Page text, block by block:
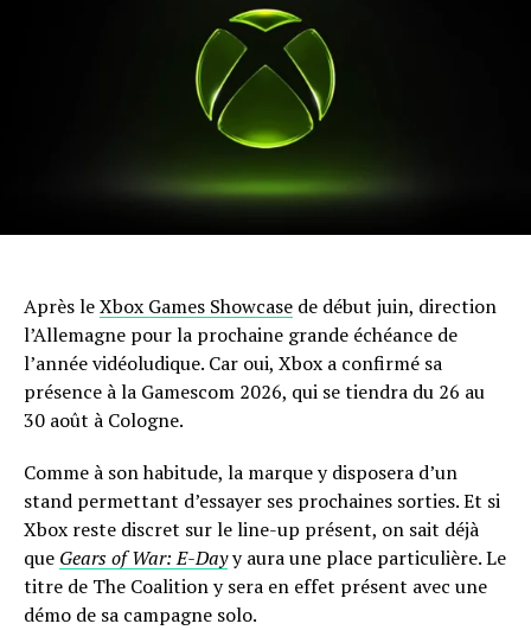
Après leXbox Games Showcase de début juin, direction
l’Allemagne pour la prochaine grande échéance de
l’année vidéoludique. Car oui, Xbox a confirmé sa
présence à la Gamescom 2026, qui se tiendra du 26 au
30 août à Cologne.
Comme à son habitude, la marque y disposera d’un
stand permettant d’essayer ses prochaines sorties. Et si
Xbox reste discret sur le line-up présent, on sait déjà
que Gears of War: E-Dayy aura une place particulière. Le
titre de The Coalition y sera en effet présent avec une
démo de sa campagne solo.